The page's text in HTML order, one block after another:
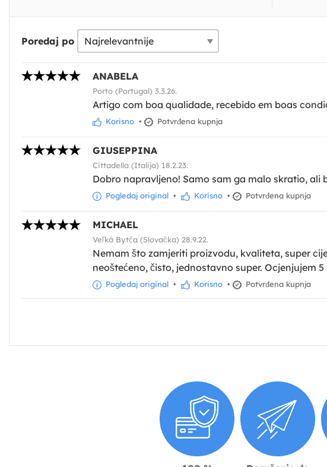
Poredaj po
ANABELA
Porto (Portugal) 3.3.26.
Artigo com boa qualidade, recebido em boas
Korisno • Potvrđena kupnja
GIUSEPPINA
Cittadella (Italija) 18.2.23.
Dobro napravljeno! Samo sam ga malo skratio, ali
Pogledaj original • Korisno • Potvrđena kupnja
MICHAEL
Veľká Bytča (Slovačka) 28.9.22.
Nemam što zamjeriti proizvodu, kvaliteta, super
neoštećeno, čisto, jednostavno super. Ocjenjujem 5
Pogledaj original • Korisno • Potvrđena kupnja